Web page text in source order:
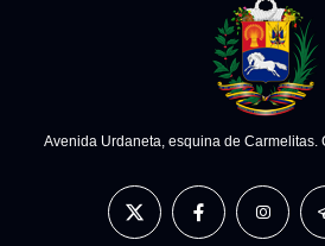
Avenida Urdaneta, esquina de Carmelitas.